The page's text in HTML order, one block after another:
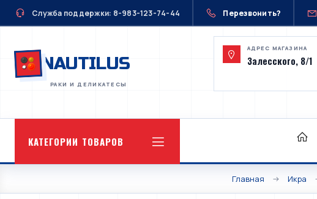
Служба поддержки: 8-983-123-74-44 Перезвонить?
NAUTILUS
АДРЕС МАГАЗИНА
Залесского, 8/1
КАТЕГОРИИ ТОВАРОВ
Главная Икра